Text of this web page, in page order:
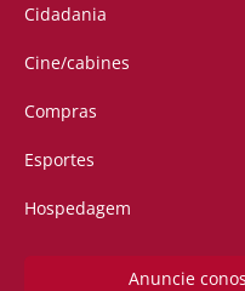
Cidadania
Cine/cabines
Compras
Esportes
Hospedagem
Anuncie